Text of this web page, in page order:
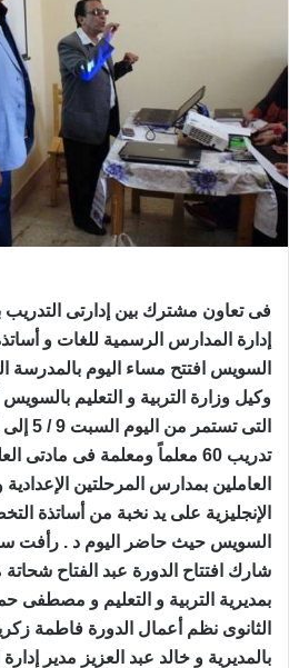
فى تعاون مشترك بين إدارتى التدريب
إدارة المدارس الرسمية للغات و
السويس افتتح مساء اليوم بالمدرسة
وكيل وزارة التربية و التعليم
تدريب 60 معلماً ومعلمة فى
العاملين بمدارس المرحلتين الإعدادية
الإنجليزية على يد نخبة من أساتذة
السويس حيث حاضر اليوم د . رأفت سيد
شارك افتتاح الدورة عبد الفتاح شحاتة
بمديرية التربية و التعليم و مصطفى
الثانوى نظم أعمال الدورة فاطمة
بالمديرية و خالد عبد العزيز مدير